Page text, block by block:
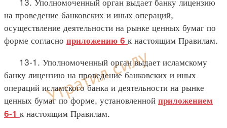
на проведение банковских и иных операций,
осуществление деятельности на рынке ценных бумаг по
форме согласно приложению 6 к настоящим Правилам.
13-1. Уполномоченный орган выдает исламскому
банку лицензию на проведение банковских и иных
операций исламского банка и деятельности на рынке
ценных бумаг по форме, установленной приложением
6-1 к настоящим Правилам.